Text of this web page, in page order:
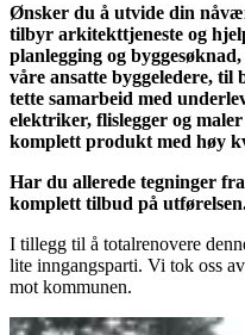
Ønsker du å utvide din
tilbyr arkitekttjeneste og
planlegging og
våre ansatte byggeledere,
tette samarbeid med
elektriker, flislegger og
komplett produkt med høy
Har du allerede tegninger
komplett tilbud på
I tillegg til å totalrenovere
lite inngangsparti. Vi tok oss
mot kommunen.